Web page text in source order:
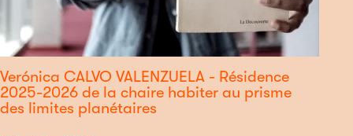
Verónica CALVO VALENZUELA - Résidence
2025-2026 de la chaire habiter au prisme
des limites planétaires